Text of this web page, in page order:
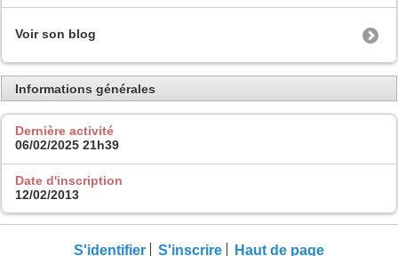
Voir son blog
Informations générales
Dernière activité
06/02/2025 21h39
Date d'inscription
12/02/2013
S'identifier S'inscrire Haut de page